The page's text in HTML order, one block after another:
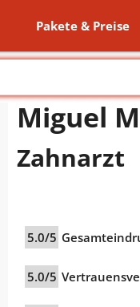
Pakete & Preise
Miguel
Zahnarzt
5.0/5
5.0/5